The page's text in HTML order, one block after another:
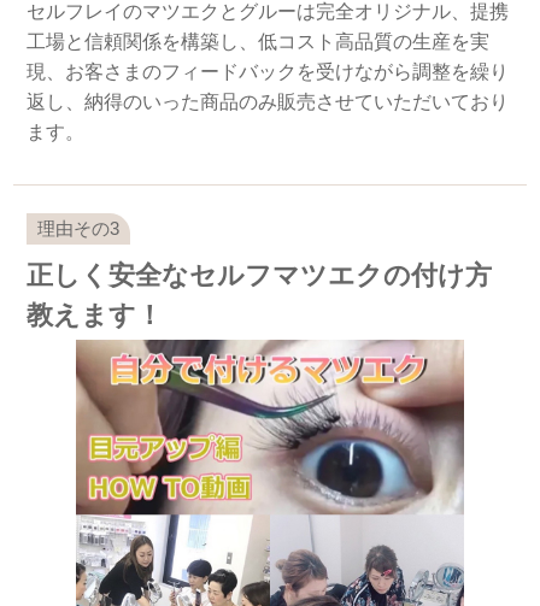
セルフレイのマツエクとグルーは完全オリジナル、提携
工場と信頼関係を構築し、低コスト高品質の生産を実
現、お客さまのフィードバックを受けながら調整を繰り
返し、納得のいった商品のみ販売させていただいており
ます。
正しく安全なセルフマツエクの付け方
教えます！